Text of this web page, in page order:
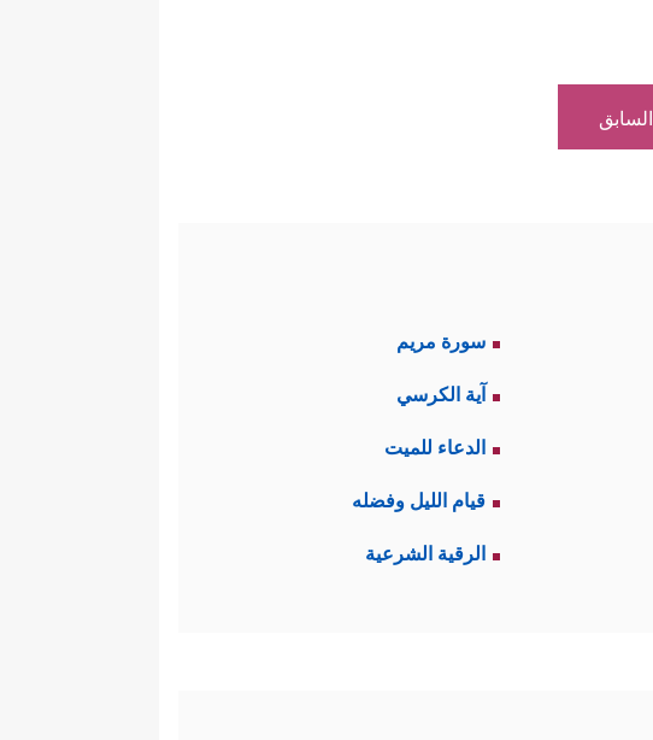
السابق
سورة مريم
آية الكرسي
الدعاء للميت
قيام الليل وفضله
الرقية الشرعية